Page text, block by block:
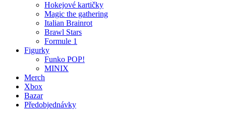
Hokejové kartičky
Magic the gathering
Italian Brainrot
Brawl Stars
Formule 1
Figurky
Funko POP!
MINIX
Merch
Xbox
Bazar
Předobjednávky